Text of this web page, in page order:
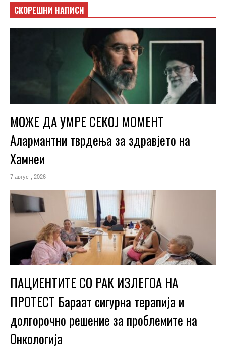
СКОРЕШНИ НАПИСИ
МОЖЕ ДА УМРЕ СЕКОЈ МОМЕНТ
Алармантни тврдења за здравјето на
Хамнеи
7 август, 2026
ПАЦИЕНТИТЕ СО РАК ИЗЛЕГОА НА
ПРОТЕСТ Бараат сигурна терапија и
долгорочно решение за проблемите на
Онкологија